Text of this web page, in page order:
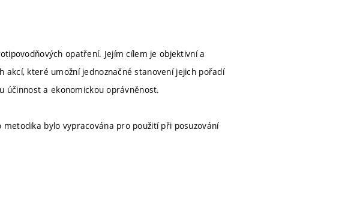
opatření. Jejím cílem je objektivní a
které umožní jednoznačné stanovení jejich pořadí
účinnost a ekonomickou oprávněnost.
bylo vypracována pro použití při posuzování